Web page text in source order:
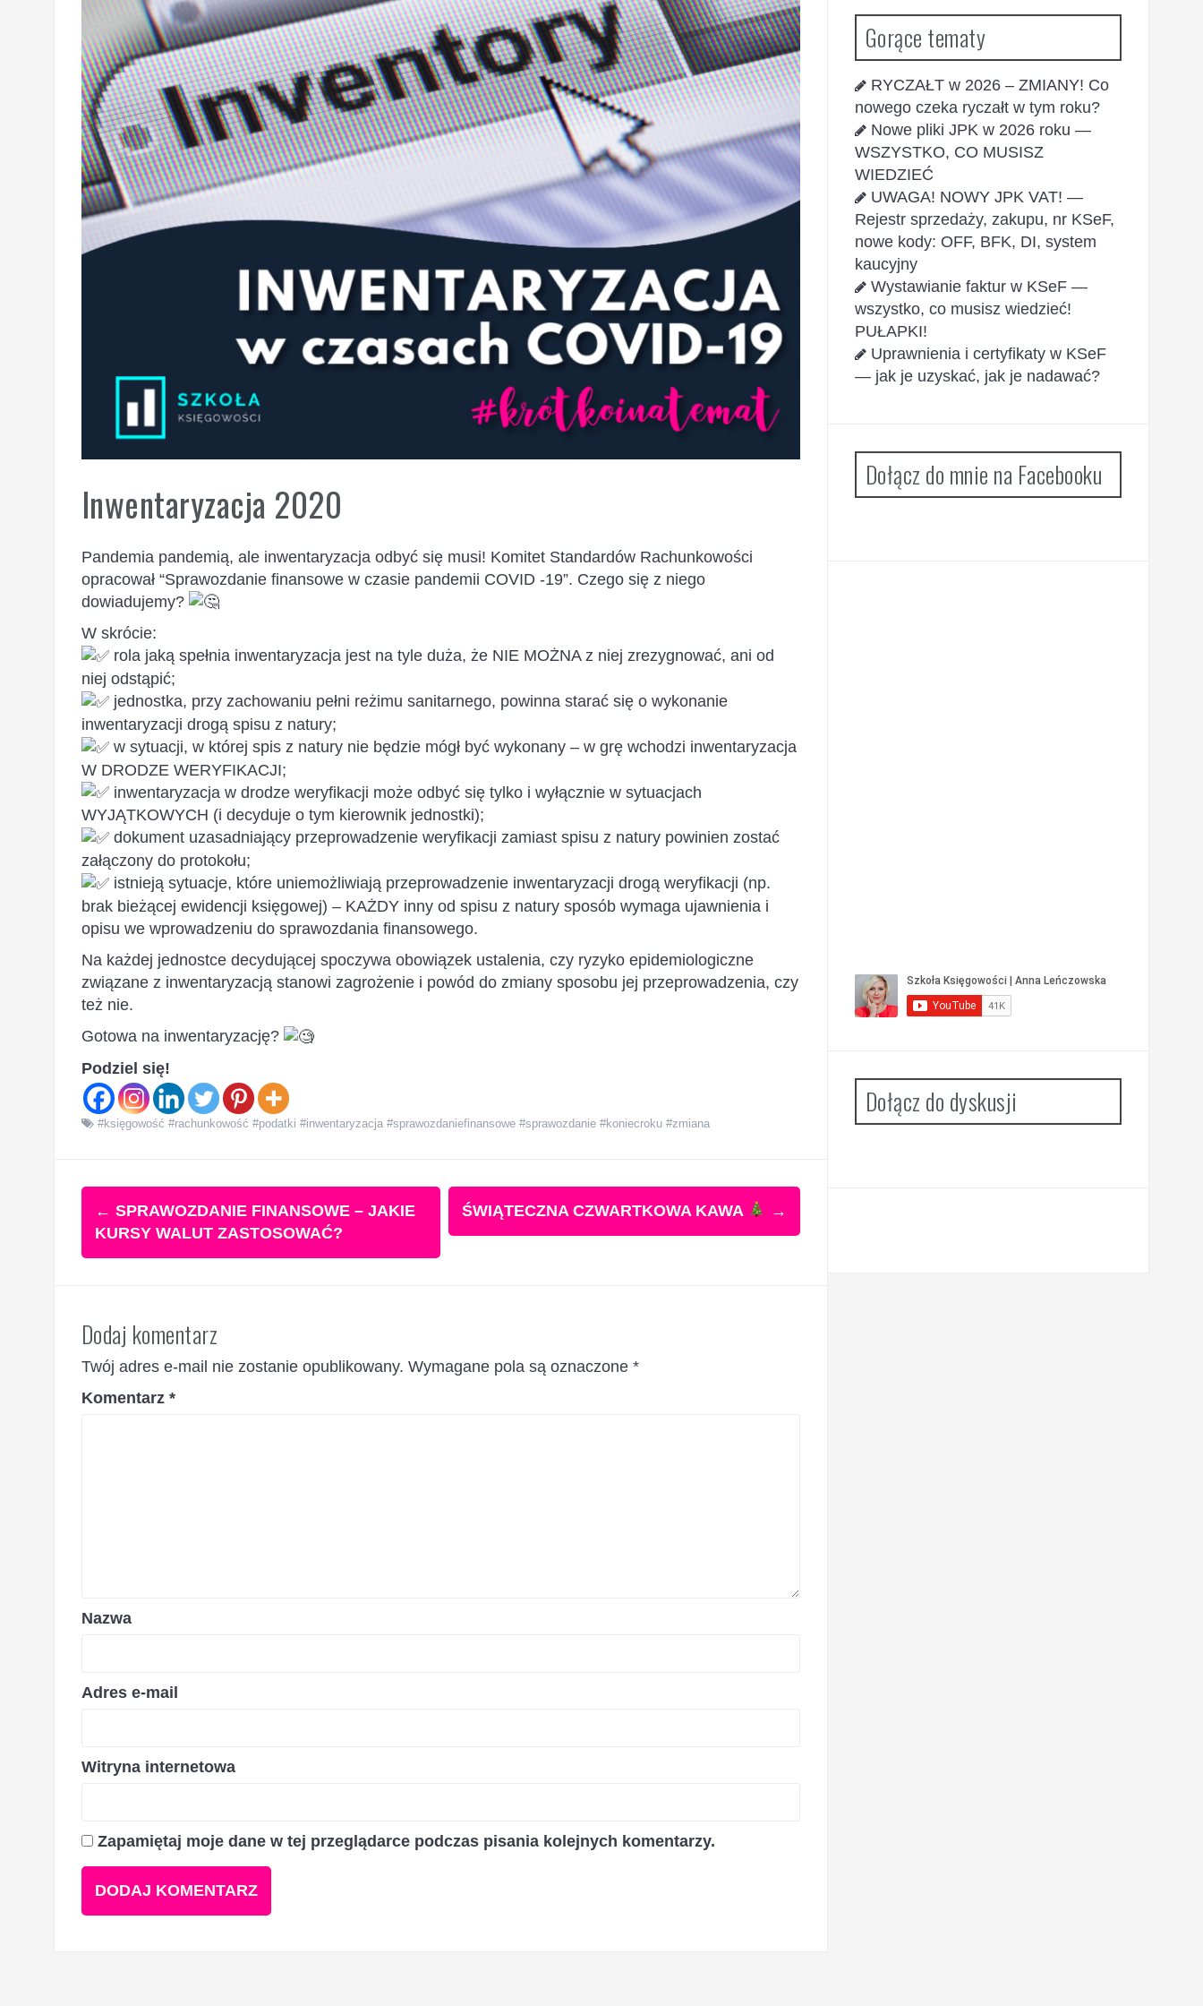
Inwentaryzacja 2020
Pandemia pandemią, ale inwentaryzacja odbyć się musi! Komitet Standardów Rachunkowości
opracował “Sprawozdanie finansowe w czasie pandemii COVID -19”. Czego się z niego
dowiadujemy?
W skrócie:
rola jaką spełnia inwentaryzacja jest na tyle duża, że NIE MOŻNA z niej zrezygnować, ani od
niej odstąpić;
jednostka, przy zachowaniu pełni reżimu sanitarnego, powinna starać się o wykonanie
inwentaryzacji drogą spisu z natury;
w sytuacji, w której spis z natury nie będzie mógł być wykonany – w grę wchodzi inwentaryzacja
W DRODZE WERYFIKACJI;
inwentaryzacja w drodze weryfikacji może odbyć się tylko i wyłącznie w sytuacjach
WYJĄTKOWYCH (i decyduje o tym kierownik jednostki);
dokument uzasadniający przeprowadzenie weryfikacji zamiast spisu z natury powinien zostać
załączony do protokołu;
istnieją sytuacje, które uniemożliwiają przeprowadzenie inwentaryzacji drogą weryfikacji (np.
brak bieżącej ewidencji księgowej) – KAŻDY inny od spisu z natury sposób wymaga ujawnienia i
opisu we wprowadzeniu do sprawozdania finansowego.
Na każdej jednostce decydującej spoczywa obowiązek ustalenia, czy ryzyko epidemiologiczne
związane z inwentaryzacją stanowi zagrożenie i powód do zmiany sposobu jej przeprowadzenia, czy
też nie.
Gotowa na inwentaryzację?
Podziel się!
#księgowość #rachunkowość #podatki #inwentaryzacja #sprawozdaniefinansowe #sprawozdanie #koniecroku #zmiana
Zobacz
wpisy
← SPRAWOZDANIE FINANSOWE – JAKIE
KURSY WALUT ZASTOSOWAĆ?
ŚWIĄTECZNA CZWARTKOWA KAWA →
Dodaj komentarz
Twój adres e-mail nie zostanie opublikowany. Wymagane pola są oznaczone *
Komentarz *
Nazwa
Adres e-mail
Witryna internetowa
Zapamiętaj moje dane w tej przeglądarce podczas pisania kolejnych komentarzy.
Gorące tematy
RYCZAŁT w 2026 – ZMIANY! Co
nowego czeka ryczałt w tym roku?
Nowe pliki JPK w 2026 roku —
WSZYSTKO, CO MUSISZ
WIEDZIEĆ
UWAGA! NOWY JPK VAT! —
Rejestr sprzedaży, zakupu, nr KSeF,
nowe kody: OFF, BFK, DI, system
kaucyjny
Wystawianie faktur w KSeF —
wszystko, co musisz wiedzieć!
PUŁAPKI!
Uprawnienia i certyfikaty w KSeF
— jak je uzyskać, jak je nadawać?
Dołącz do mnie na Facebooku
Dołącz do dyskusji